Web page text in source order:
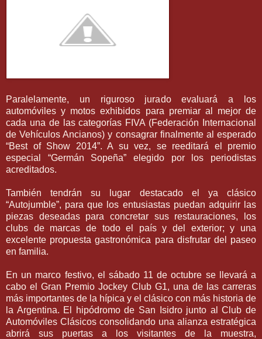
Paralelamente, un riguroso jurado evaluará a los
automóviles y motos exhibidos para premiar al mejor de
cada una de las categorías FIVA (Federación Internacional
de Vehículos Ancianos) y consagrar finalmente al esperado
“Best of Show 2014”. A su vez, se reeditará el premio
especial “Germán Sopeña” elegido por los periodistas
acreditados.
También tendrán su lugar destacado el ya clásico
“Autojumble”, para que los entusiastas puedan adquirir las
piezas deseadas para concretar sus restauraciones, los
clubs de marcas de todo el país y del exterior; y una
excelente propuesta gastronómica para disfrutar del paseo
en familia.
En un marco festivo, el sábado 11 de octubre se llevará a
cabo el Gran Premio Jockey Club G1, una de las carreras
más importantes de la hípica y el clásico con más historia de
la Argentina. El hipódromo de San Isidro junto al Club de
Automóviles Clásicos consolidando una alianza estratégica
abrirá sus puertas a los visitantes de la muestra,